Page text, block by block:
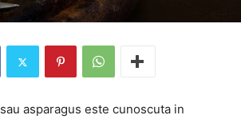
asparagus este cunoscuta in